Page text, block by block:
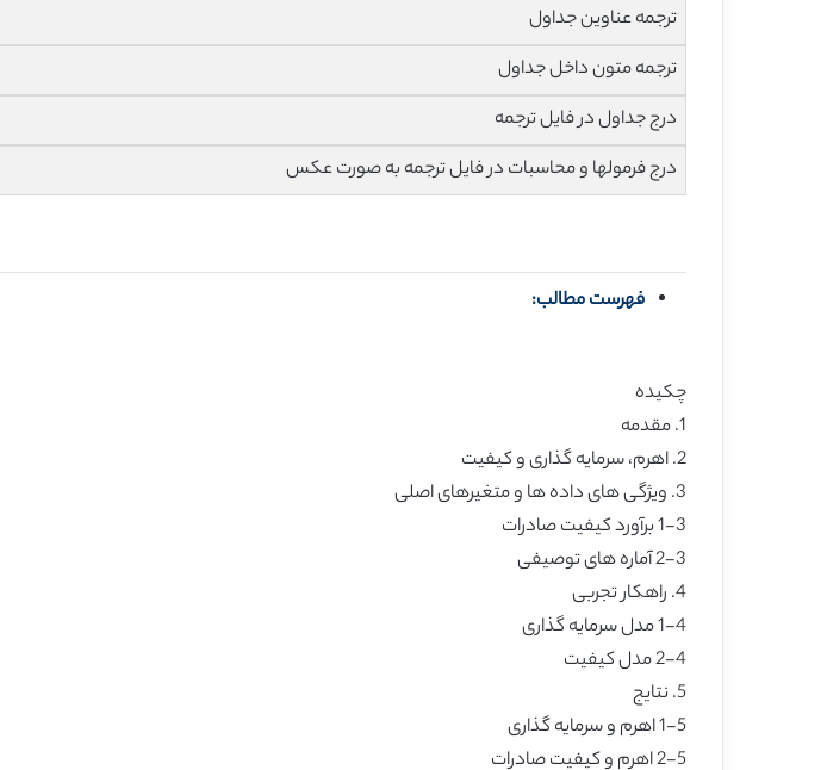
ترجمه عناوین جداول
ترجمه متون داخل جداول
درج جداول در فایل ترجمه
درج فرمولها و محاسبات در فایل ترجمه به صورت عکس
فهرست مطالب:
چکیده
1. مقدمه
2. اهرم، سرمایه گذاری و کیفیت
3. ویژگی های داده ها و متغیرهای اصلی
1-3 برآورد کیفیت صادرات
2-3 آماره های توصیفی
4. راهکار تجربی
1-4 مدل سرمایه گذاری
2-4 مدل کیفیت
5. نتایج
1-5 اهرم و سرمایه گذاری
2-5 اهرم و کیفیت صادرات